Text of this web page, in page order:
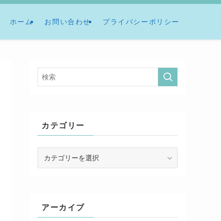
ホーム お問い合わせ プライバシーポリシー
カテゴリー
テ
アーカイブ